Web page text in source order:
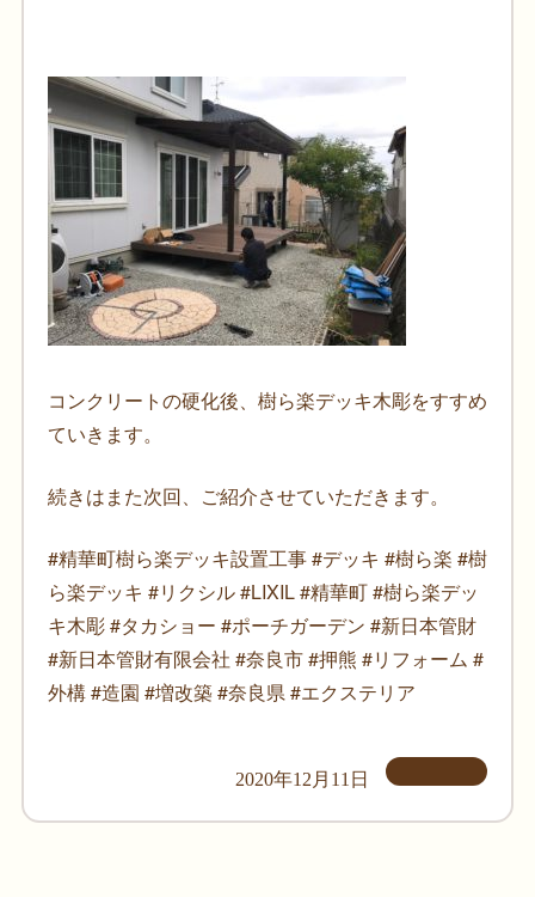
コンクリートの硬化後、樹ら楽デッキ木彫をすすめ
ていきます。
続きはまた次回、ご紹介させていただきます。
#精華町樹ら楽デッキ設置工事 #デッキ #樹ら楽 #樹
ら楽デッキ #リクシル #LIXIL #精華町 #樹ら楽デッ
キ木彫 #タカショー #ポーチガーデン #新日本管財
#新日本管財有限会社 #奈良市 #押熊 #リフォーム #
外構 #造園 #増改築 #奈良県 #エクステリア
2020年12月11日